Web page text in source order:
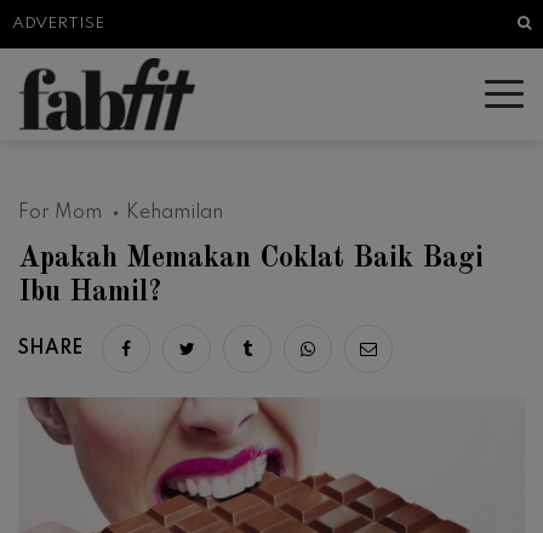
ADVERTISE
For Mom Kehamilan
Apakah Memakan Coklat Baik Bagi
Ibu Hamil?
SHARE Share on facebook
Share on twitter
Share on tumblr
Share via whatsapp
Share via email